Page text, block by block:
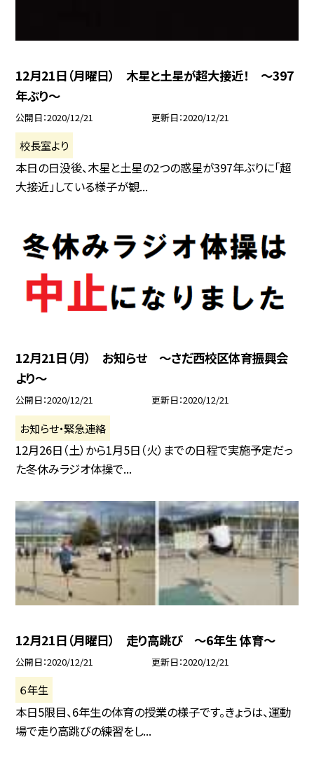
12月21日（月曜日） 木星と土星が超大接近！ 〜397
年ぶり〜
公開日 2020/12/21 更新日 2020/12/21
校長室より
本日の日没後、木星と土星の2つの惑星が397年ぶりに「超
大接近」している様子が観...
12月21日（月） お知らせ 〜さだ西校区体育振興会
より〜
公開日 2020/12/21 更新日 2020/12/21
お知らせ・緊急連絡
12月26日（土）から1月5日（火）までの日程で実施予定だっ
た冬休みラジオ体操で...
12月21日（月曜日） 走り高跳び 〜6年生 体育〜
公開日 2020/12/21 更新日 2020/12/21
６年生
本日5限目、6年生の体育の授業の様子です。きょうは、運動
場で走り高跳びの練習をし...